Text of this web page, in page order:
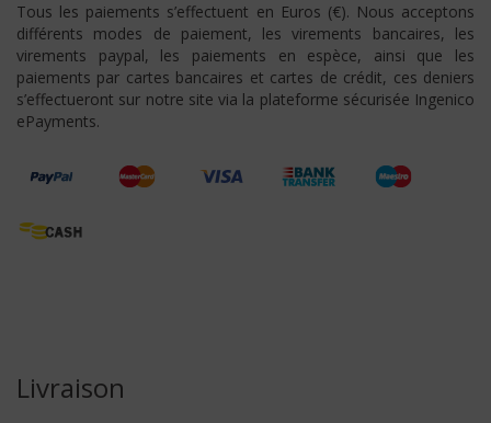
Tous les paiements s’effectuent en Euros (€). Nous acceptons
différents modes de paiement, les virements bancaires, les
virements paypal, les paiements en espèce, ainsi que les
paiements par cartes bancaires et cartes de crédit, ces deniers
s’effectueront sur notre site via la plateforme sécurisée Ingenico
ePayments.
Livraison